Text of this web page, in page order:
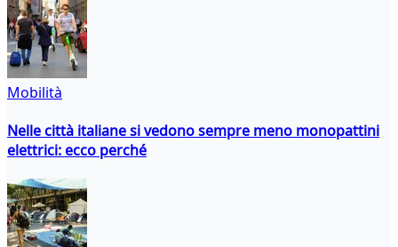
Mobilità
Nelle città italiane si vedono sempre meno monopattini
elettrici: ecco perché